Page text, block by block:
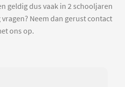
geldig dus vaak in 2 schooljaren
Neem dan gerust contact
ons op.